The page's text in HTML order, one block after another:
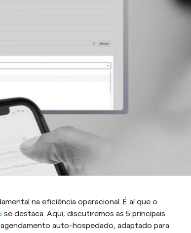
na eficiência operacional. É aí que o
se destaca. Aqui, discutiremos as 5 principais
auto-hospedado, adaptado para